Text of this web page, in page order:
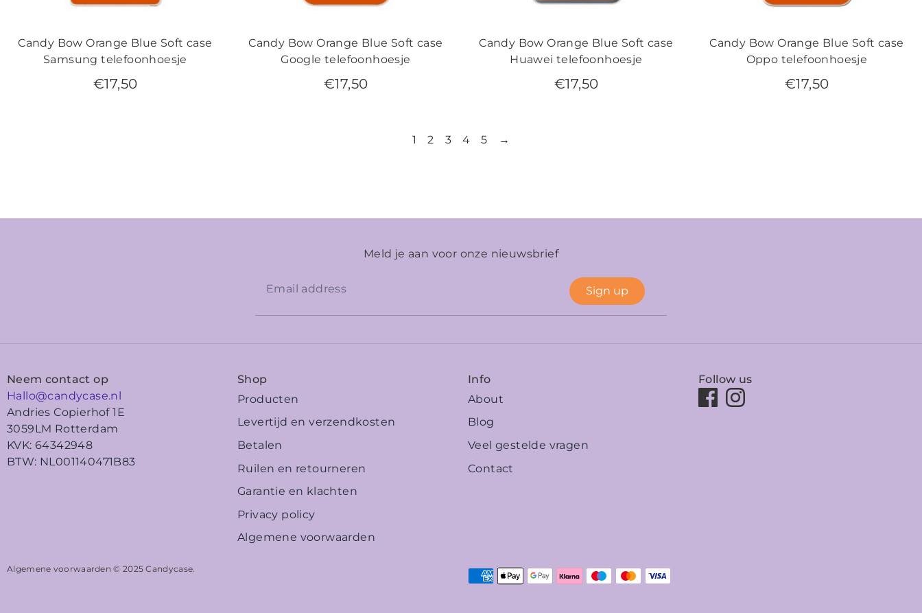
Candy Bow Orange Blue Soft case
Samsung telefoonhoesje
€17,50
Candy Bow Orange Blue Soft case
Google telefoonhoesje
€17,50
Candy Bow Orange Blue Soft case
Huawei telefoonhoesje
€17,50
Candy Bow Orange Blue Soft case
Oppo telefoonhoesje
€17,50
1 2 3 4 5 →
Meld je aan voor onze nieuwsbrief
Sign up
Neem contact op
Hallo@candycase.nl
Andries Copierhof 1E
3059LM Rotterdam
KVK: 64342948
BTW: NL001140471B83
Shop
Producten
Levertijd en verzendkosten
Betalen
Ruilen en retourneren
Garantie en klachten
Privacy policy
Algemene voorwaarden
Info
About
Blog
Veel gestelde vragen
Contact
Follow us
Algemene voorwaarden © 2025Candycase.